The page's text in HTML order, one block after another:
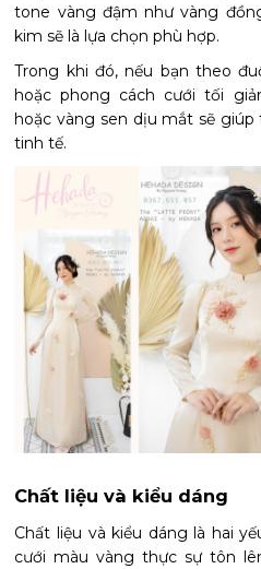
tone vàng đậm như vàng
kim sẽ là lựa chọn phù hợp.
Trong khi đó, nếu bạn theo
hoặc phong cách cưới tối
hoặc vàng sen dịu mắt sẽ
tinh tế.
Chất liệu và kiểu dáng
Chất liệu và kiểu dáng là hai
cưới màu vàng thực sự tôn